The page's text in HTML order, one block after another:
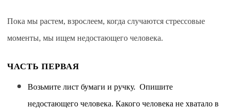
Пока мы растем, взрослеем, когда случаются стрессовые
моменты, мы ищем недостающего человека.
ЧАСТЬ ПЕРВАЯ
Возьмите лист бумаги и ручку. Опишите
недостающего человека. Какого человека не хватало в